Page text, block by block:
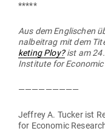
*****
Aus dem Eng­li­schen
nal­beitrag mit dem
keting Ploy?ist am
Institute for Eco­nomic
—————————
Jeffrey A. Tucker ist
for Eco­nomic